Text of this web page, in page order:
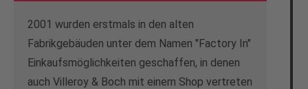
2001 wurden erstmals in den alten
Fabrikgebäuden unter dem Namen "Factory In"
Einkaufsmöglichkeiten geschaffen, in denen
auch Villeroy & Boch mit einem Shop vertreten